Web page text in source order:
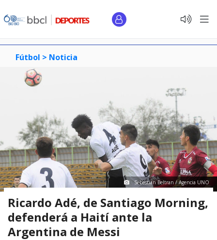
Fútbol > Noticia
Sebastian Beltran / Agencia UNO
Ricardo Adé, de Santiago Morning,
defenderá a Haití ante la
Argentina de Messi